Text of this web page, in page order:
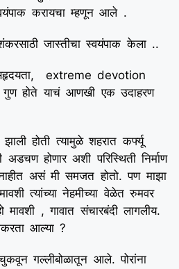
करायचा म्हणून आले .
जास्तीचा स्वयंपाक केला ..
सहृदयता, extreme devotion
होते याचं आणखी एक उदाहरण
होती त्यामुळे शहरात कर्फ्यू
होणार अशी परिस्थिती निर्माण
असं मी समजत होतो. पण माझा
त्यांच्या नेहमीच्या वेळेत रुमवर
, गावात संचारबंदी लागलीय.
आल्या ?
गल्लीबोळातून आले. पोरांना